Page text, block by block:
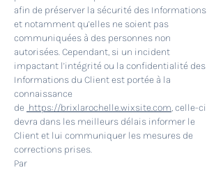
afin de préserver la sécurité des Informations
et notamment qu’elles ne soient pas
communiquées à des personnes non
autorisées. Cependant, si un incident
impactant l’intégrité ou la confidentialité des
Informations du Client est portée à la
connaissance
de https://brixlarochelle.wixsite.com, celle-ci
devra dans les meilleurs délais informer le
Client et lui communiquer les mesures de
corrections prises.
Par